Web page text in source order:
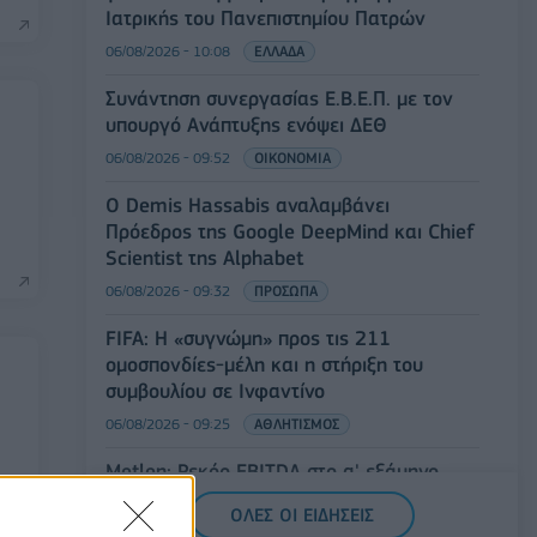
Ιατρικής του Πανεπιστημίου Πατρών
06/08/2026 - 10:08 ΕΛΛΑΔΑ
Συνάντηση συνεργασίας Ε.Β.Ε.Π. με τον
υπουργό Ανάπτυξης ενόψει ΔΕΘ
06/08/2026 - 09:52 ΟΙΚΟΝΟΜΙΑ
Ο Demis Hassabis αναλαμβάνει
Πρόεδρος της Google DeepMind και Chief
Scientist της Alphabet
06/08/2026 - 09:32 ΠΡΟΣΩΠΑ
FIFA: Η «συγνώμη» προς τις 211
ομοσπονδίες-μέλη και η στήριξη του
συμβουλίου σε Ινφαντίνο
06/08/2026 - 09:25 ΑΘΛΗΤΙΣΜΟΣ
Metlen: Ρεκόρ EBITDA στο α' εξάμηνο,
στα 550 εκατ. ευρώ – Καθαρά κέρδη 313
εκατ. ευρώ.
ΟΛΕΣ ΟΙ ΕΙΔΗΣΕΙΣ